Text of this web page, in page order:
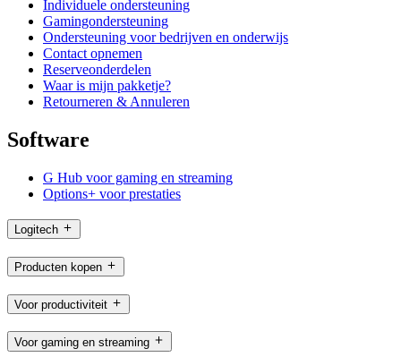
Individuele ondersteuning
Gamingondersteuning
Ondersteuning voor bedrijven en onderwijs
Contact opnemen
Reserveonderdelen
Waar is mijn pakketje?
Retourneren & Annuleren
Software
G Hub voor gaming en streaming
Options+ voor prestaties
Logitech
Producten kopen
Voor productiviteit
Voor gaming en streaming